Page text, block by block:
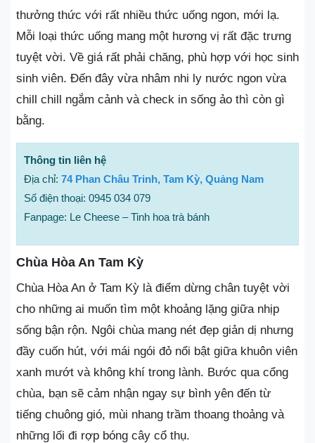
thưởng thức với rất nhiều thức uống ngon, mới lạ.
Mỗi loại thức uống mang một hương vị rất đặc trưng
tuyệt vời. Về giá rất phải chăng, phù hợp với học sinh
sinh viên. Đến đây vừa nhâm nhi ly nước ngon vừa
chill chill ngắm cảnh và check in sống ảo thì còn gì
bằng.
Thông tin liên hệ
Địa chỉ: 74 Phan Châu Trinh, Tam Kỳ, Quảng Nam
Số điện thoại: 0945 034 079
Fanpage: Le Cheese – Tinh hoa trà bánh
Chùa Hòa An Tam Kỳ
Chùa Hòa An ở Tam Kỳ là điểm dừng chân tuyệt vời
cho những ai muốn tìm một khoảng lặng giữa nhịp
sống bận rộn. Ngôi chùa mang nét đẹp giản dị nhưng
đầy cuốn hút, với mái ngói đỏ nổi bật giữa khuôn viên
xanh mướt và không khí trong lành. Bước qua cổng
chùa, bạn sẽ cảm nhận ngay sự bình yên đến từ
tiếng chuông gió, mùi nhang trầm thoang thoảng và
những lối đi rợp bóng cây cổ thụ.